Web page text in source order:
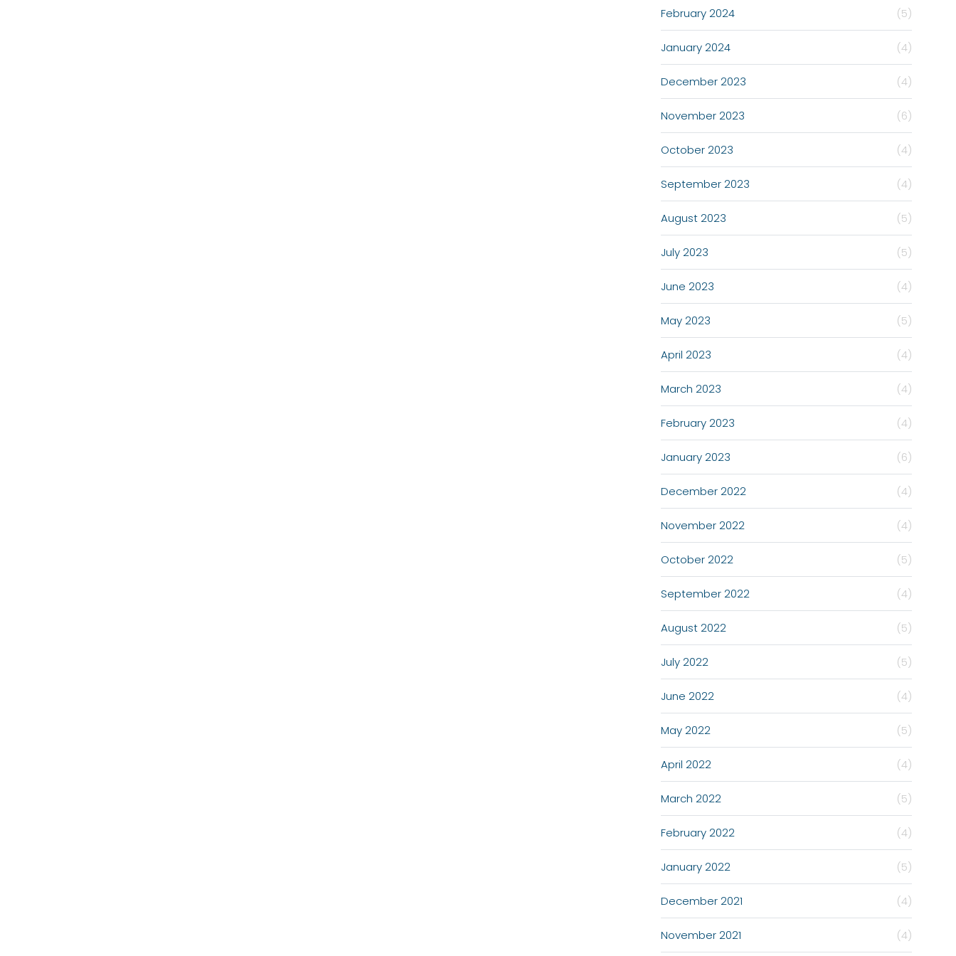
February 2024 (5)
January 2024 (4)
December 2023 (4)
November 2023 (6)
October 2023 (4)
September 2023 (4)
August 2023 (5)
July 2023 (5)
June 2023 (4)
May 2023 (5)
April 2023 (4)
March 2023 (4)
February 2023 (4)
January 2023 (6)
December 2022 (4)
November 2022 (4)
October 2022 (5)
September 2022 (4)
August 2022 (5)
July 2022 (5)
June 2022 (4)
May 2022 (5)
April 2022 (4)
March 2022 (5)
February 2022 (4)
January 2022 (5)
December 2021 (4)
November 2021 (4)